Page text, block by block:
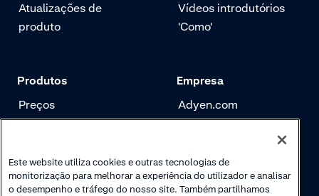
Atualizações de
produto
Vídeos introdutórios
'Como'
Produtos
Preços
Gerenciamento de
risco
Empresa
Adyen.com
Newsletter
Carreira
Este website utiliza cookies e outras tecnologias de
monitorização para melhorar a experiência do utilizador e analisar
o desempenho e tráfego do nosso site. Também partilhamos